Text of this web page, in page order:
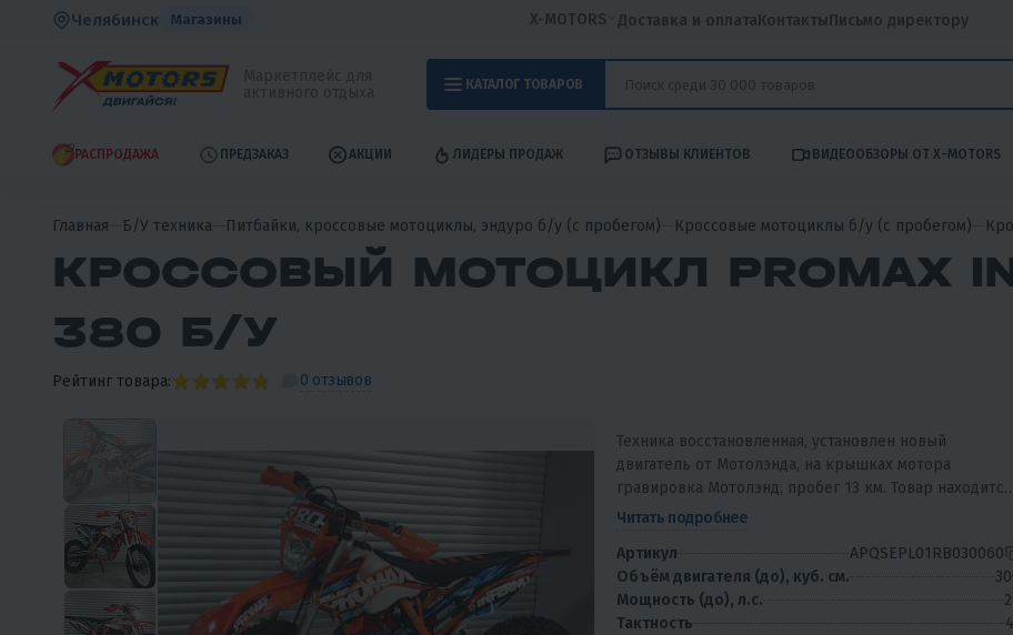
Челябинск Магазины X-MOTORS Доставка и оплатаКонтактыПисьмо директору
КАТАЛОГ ТОВАРОВ
РАСПРОДАЖА ПРЕДЗАКАЗ АКЦИИ ЛИДЕРЫ ПРОДАЖ ОТЗЫВЫ КЛИЕНТОВ ВИДЕООБЗОРЫ ОТ X-MOTORS
Главная Б/У техника Питбайки, кроссовые мотоциклы, эндуро б/у (с пробегом) Кроссовые мотоциклы б/у (с пробегом)
КРОССОВЫЙ МОТОЦИКЛ PROMAX
380 Б/У
Рейтинг товара: 0 отзывов
Техника восстановленная, установлен новый
двигатель от Мотолэнда, на крышках мотора
гравировка Мотолэнд, пробег 13 км. Товар находится
в филиале города Краснодар Возможна отправка в
Читать подробнее
Артикул
APQSEPL01RB030060
Объём двигателя (до), куб. см.
Мощность (до), л.с.
Тактность